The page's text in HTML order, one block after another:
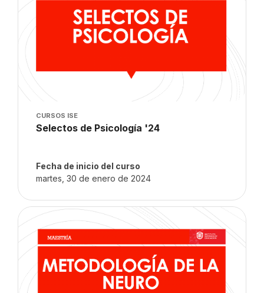
Imagen del curso
CURSOS ISE
Nombre del curso
Selectos de Psicología '24
Fecha de inicio del curso
martes, 30 de enero de 2024
Imagen del curso" Metodología de la Neuro B '23